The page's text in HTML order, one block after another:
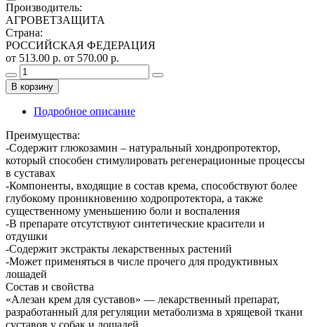
Производитель:
АГРОВЕТЗАЩИТА
Страна:
РОССИЙСКАЯ ФЕДЕРАЦИЯ
от 513.00 р. от 570.00 р.
В корзину
Подробное описание
Преимущества:
-Содержит глюкозамин – натуральный хондропротектор,
который способен стимулировать регенерационные процессы
в суставах
-Компоненты, входящие в состав крема, способствуют более
глубокому проникновению ходропротектора, а также
существенному уменьшению боли и воспаления
-В препарате отсутствуют синтетические красители и
отдушки
-Содержит экстракты лекарственных растений
-Может применяться в числе прочего для продуктивных
лошадей
Состав и свойства
«Алезан крем для суставов» — лекарственный препарат,
разработанный для регуляции метаболизма в хрящевой ткани
суставов у собак и лошадей